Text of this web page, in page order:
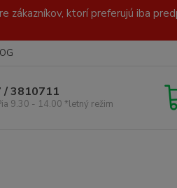
zákazníkov, ktorí preferujú iba
/ 3810711
9.30 - 14.00 *letný režim